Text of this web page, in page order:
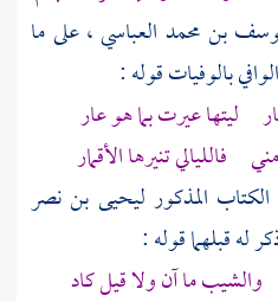
بن محمد العباسي، على ما
بالوفيات قوله :
ليتها عيرت بما هو عار
تنيرها الأقمار
المذكور ليحيى بن نصر
له قبلهما قوله :
ما آن ولا قيل كاد